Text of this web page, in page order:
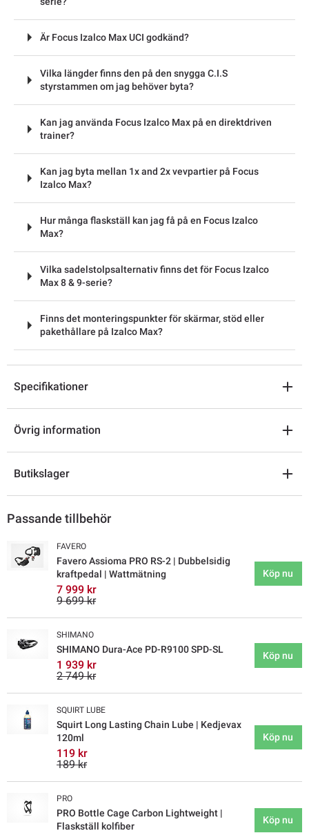
Är Focus Izalco Max UCI godkänd?
Vilka längder finns den på den snygga C.I.S
styrstammen om jag behöver byta?
Kan jag använda Focus Izalco Max på en direktdriven
trainer?
Kan jag byta mellan 1x and 2x vevpartier på Focus
Izalco Max?
Hur många flaskställ kan jag få på en Focus Izalco
Max?
Vilka sadelstolpsalternativ finns det för Focus Izalco
Max 8 & 9-serie?
Finns det monteringspunkter för skärmar, stöd eller
pakethållare på Izalco Max?
Specifikationer
Övrig information
Butikslager
Passande tillbehör
FAVERO
Favero Assioma PRO RS-2 | Dubbelsidig
kraftpedal | Wattmätning
7 999 kr
9 699 kr
Köp nu
SHIMANO
SHIMANO Dura-Ace PD-R9100 SPD-SL
1 939 kr
2 749 kr
Köp nu
SQUIRT LUBE
Squirt Long Lasting Chain Lube | Kedjevax
120ml
119 kr
189 kr
Köp nu
PRO
PRO Bottle Cage Carbon Lightweight |
Flaskställ kolfiber
Köp nu